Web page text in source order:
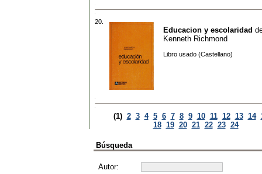
20.
Educacion y escolaridad
Kenneth Richmond
Libro usado (Castellano)
(1) 2 3 4 5 6 7 8 9 10 11 12 13 14
18 19 20 21 22 23 24
Búsqueda
Autor: